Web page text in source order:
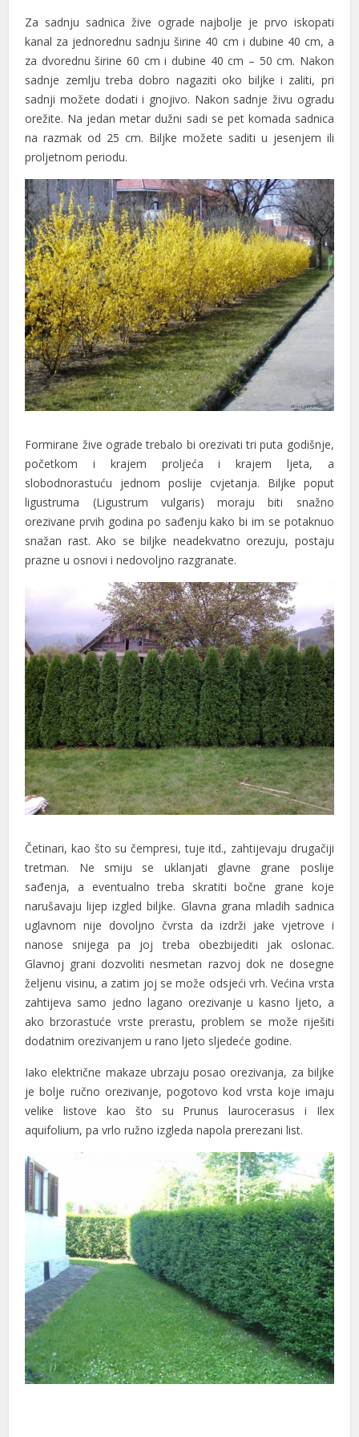
panel
Panel
Panel
Panel
Panel
panel
panel
panel
panel
Panel
panel
panel
satın al
panel
panel
panel
panel
panel
panel
panel
panel
panel
panel
panel
panel
panel
panel
panel
Za sadnju sadnica žive ograde najbolje je prvo iskopati
kanal za jednorednu sadnju širine 40 cm i dubine 40 cm, a
za dvorednu širine 60 cm i dubine 40 cm – 50 cm. Nakon
sadnje zemlju treba dobro nagaziti oko biljke i zaliti, pri
sadnji možete dodati i gnojivo. Nakon sadnje živu ogradu
orežite. Na jedan metar dužni sadi se pet komada sadnica
na razmak od 25 cm. Biljke možete saditi u jesenjem ili
proljetnom periodu.
Formirane žive ograde trebalo bi orezivati tri puta godišnje,
početkom i krajem proljeća i krajem ljeta, a
slobodnorastuću jednom poslije cvjetanja. Biljke poput
ligustruma (Ligustrum vulgaris) moraju biti snažno
orezivane prvih godina po sađenju kako bi im se potaknuo
snažan rast. Ako se biljke neadekvatno orezuju, postaju
prazne u osnovi i nedovoljno razgranate.
Četinari, kao što su čempresi, tuje itd., zahtijevaju drugačiji
tretman. Ne smiju se uklanjati glavne grane poslije
sađenja, a eventualno treba skratiti bočne grane koje
narušavaju lijep izgled biljke. Glavna grana mladih sadnica
uglavnom nije dovoljno čvrsta da izdrži jake vjetrove i
nanose snijega pa joj treba obezbijediti jak oslonac.
Glavnoj grani dozvoliti nesmetan razvoj dok ne dosegne
željenu visinu, a zatim joj se može odsjeći vrh. Većina vrsta
zahtijeva samo jedno lagano orezivanje u kasno ljeto, a
ako brzorastuće vrste prerastu, problem se može riješiti
dodatnim orezivanjem u rano ljeto sljedeće godine.
Iako električne makaze ubrzaju posao orezivanja, za biljke
je bolje ručno orezivanje, pogotovo kod vrsta koje imaju
velike listove kao što su Prunus laurocerasus i Ilex
aquifolium, pa vrlo ružno izgleda napola prerezani list.